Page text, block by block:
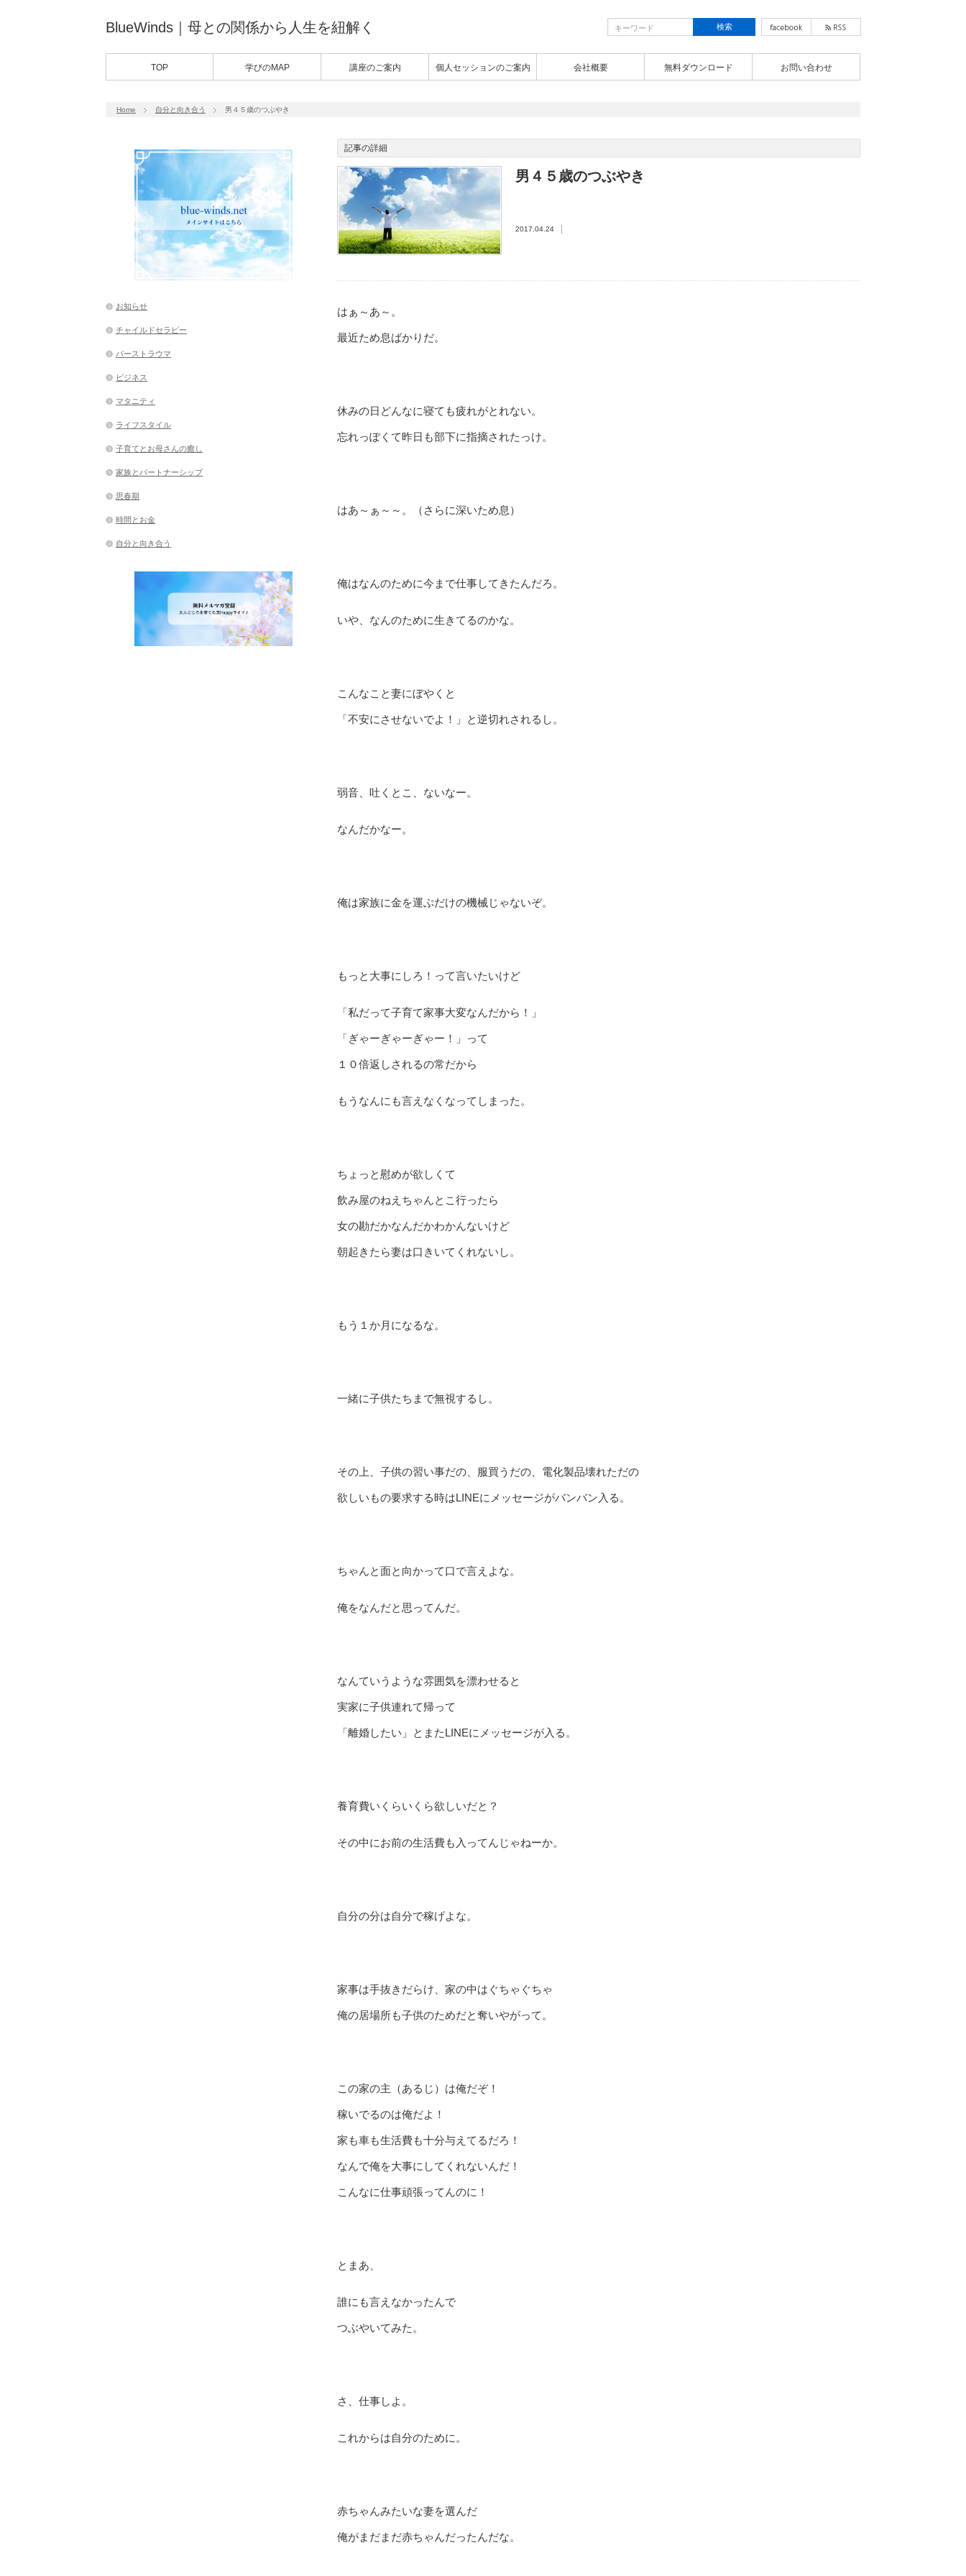
BlueWinds｜母との関係から人生を紐解く
TOP 学びのMAP 講座のご案内 個人セッションのご案内 会社概要 無料ダウンロード お問い合わせ
Home 自分と向き合う 男４５歳のつぶやき
記事の詳細
男４５歳のつぶやき
2017.04.24
はぁ～あ～。
最近ため息ばかりだ。
休みの日どんなに寝ても疲れがとれない。
忘れっぽくて昨日も部下に指摘されたっけ。
はあ～ぁ～～。（さらに深いため息）
俺はなんのために今まで仕事してきたんだろ。
いや、なんのために生きてるのかな。
こんなこと妻にぼやくと
「不安にさせないでよ！」と逆切れされるし。
弱音、吐くとこ、ないなー。
なんだかなー。
俺は家族に金を運ぶだけの機械じゃないぞ。
もっと大事にしろ！って言いたいけど
「私だって子育て家事大変なんだから！」
「ぎゃーぎゃーぎゃー！」って
１０倍返しされるの常だから
もうなんにも言えなくなってしまった。
ちょっと慰めが欲しくて
飲み屋のねえちゃんとこ行ったら
女の勘だかなんだかわかんないけど
朝起きたら妻は口きいてくれないし。
もう１か月になるな。
一緒に子供たちまで無視するし。
その上、子供の習い事だの、服買うだの、電化製品壊れただの
欲しいもの要求する時はLINEにメッセージがバンバン入る。
ちゃんと面と向かって口で言えよな。
俺をなんだと思ってんだ。
なんていうような雰囲気を漂わせると
実家に子供連れて帰って
「離婚したい」とまたLINEにメッセージが入る。
養育費いくらいくら欲しいだと？
その中にお前の生活費も入ってんじゃねーか。
自分の分は自分で稼げよな。
家事は手抜きだらけ、家の中はぐちゃぐちゃ
俺の居場所も子供のためだと奪いやがって。
この家の主（あるじ）は俺だぞ！
稼いでるのは俺だよ！
家も車も生活費も十分与えてるだろ！
なんで俺を大事にしてくれないんだ！
こんなに仕事頑張ってんのに！
とまあ、
誰にも言えなかったんで
つぶやいてみた。
さ、仕事しよ。
これからは自分のために。
赤ちゃんみたいな妻を選んだ
俺がまだまだ赤ちゃんだったんだな。
お知らせ
チャイルドセラピー
バーストラウマ
ビジネス
マタニティ
ライフスタイル
子育てとお母さんの癒し
家族とパートナーシップ
思春期
時間とお金
自分と向き合う